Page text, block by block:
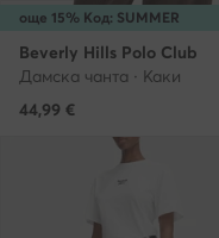
още 15% Код: SUMMER
Beverly Hills Polo Club
Дамска чанта · Каки
44,99 €